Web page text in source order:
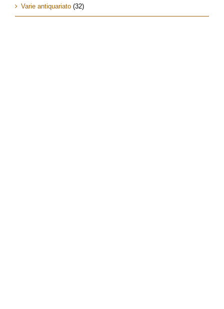
Varie antiquariato (32)